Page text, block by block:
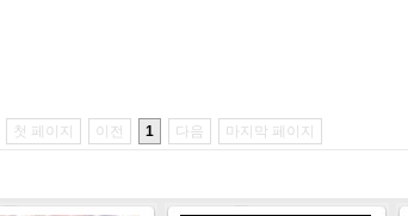
첫 페이지 이전 1 다음 마지막 페이지